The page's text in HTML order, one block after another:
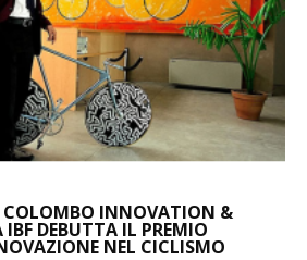
INNOVATION &
IBF DEBUTTA IL PREMIO
NEL CICLISMO